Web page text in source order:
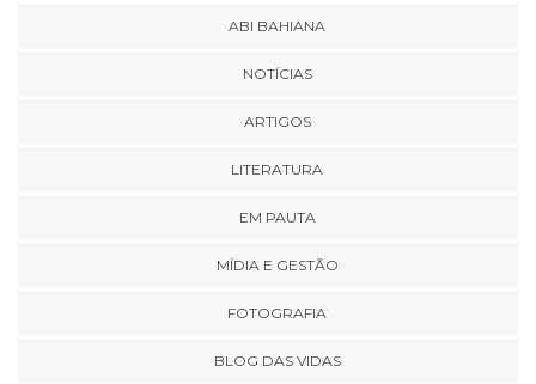
ABI BAHIANA
NOTÍCIAS
ARTIGOS
LITERATURA
EM PAUTA
MÍDIA E GESTÃO
FOTOGRAFIA
BLOG DAS VIDAS